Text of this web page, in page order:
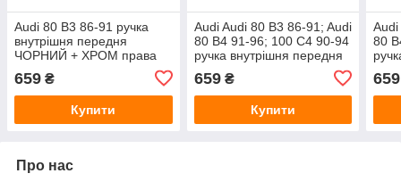
Audi 80 B3 86-91 ручка
внутрішня передня
ЧОРНИЙ + ХРОМ права
659 ₴
Купити
Audi Audi 80 B3 86-91; Audi
80 B4 91-96; 100 C4 90-94
ручка внутрішня передня
ЧОРНА + ХРОМ ліва DA-
22795
659₴
Купити
80
659
Про нас